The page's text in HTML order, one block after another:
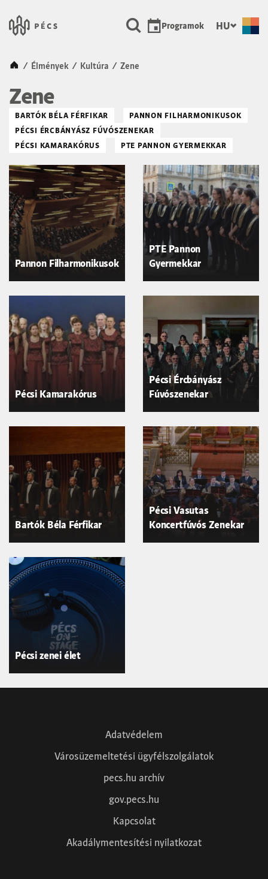
Városunk Pécs Programok HU
Kezdőlap
/ Élmények / Kultúra / Zene
Zene
BARTÓK BÉLA FÉRFIKAR
PANNON FILHARMONIKUSOK
PÉCSI ÉRCBÁNYÁSZ FÚVÓSZENEKAR
PÉCSI KAMARAKÓRUS
PTE PANNON GYERMEKKAR
Pannon Filharmonikusok
PTE Pannon
Gyermekkar
Pécsi Kamarakórus
Pécsi Ércbányász
Fúvószenekar
Bartók Béla Férfikar
Pécsi Vasutas
Koncertfúvós Zenekar
Pécsi zenei élet
Adatvédelem
Városüzemeltetési ügyfélszolgálatok
pecs.hu archív
gov.pecs.hu
Kapcsolat
Akadálymentesítési nyilatkozat